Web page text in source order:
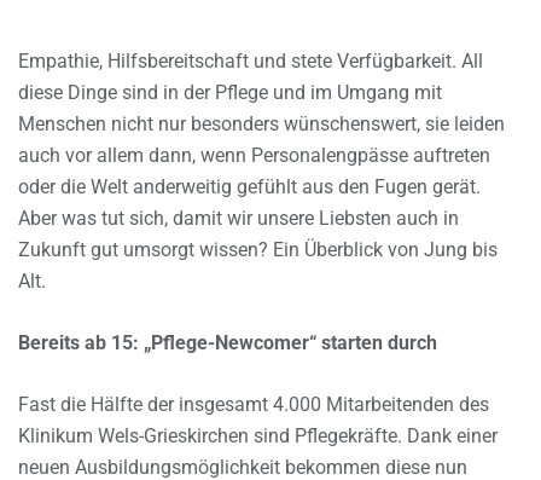
Empathie, Hilfsbereitschaft und stete Verfügbarkeit. All
diese Dinge sind in der Pflege und im Umgang mit
Menschen nicht nur besonders wünschenswert, sie leiden
auch vor allem dann, wenn Personalengpässe auftreten
oder die Welt anderweitig gefühlt aus den Fugen gerät.
Aber was tut sich, damit wir unsere Liebsten auch in
Zukunft gut umsorgt wissen? Ein Überblick von Jung bis
Alt.
Bereits ab 15: „Pflege-Newcomer“ starten durch
Fast die Hälfte der insgesamt 4.000 Mitarbeitenden des
Klinikum Wels-Grieskirchen sind Pflegekräfte. Dank einer
neuen Ausbildungsmöglichkeit bekommen diese nun